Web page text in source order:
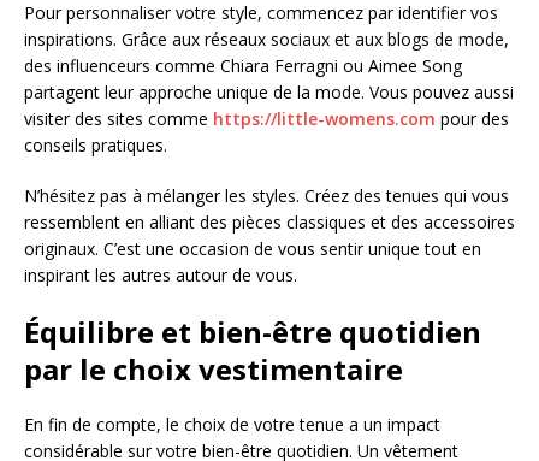
Pour personnaliser votre style, commencez par identifier vos
inspirations. Grâce aux réseaux sociaux et aux blogs de mode,
des influenceurs comme Chiara Ferragni ou Aimee Song
partagent leur approche unique de la mode. Vous pouvez aussi
visiter des sites comme https://little-womens.com pour des
conseils pratiques.
N’hésitez pas à mélanger les styles. Créez des tenues qui vous
ressemblent en alliant des pièces classiques et des accessoires
originaux. C’est une occasion de vous sentir unique tout en
inspirant les autres autour de vous.
Équilibre et bien-être quotidien
par le choix vestimentaire
En fin de compte, le choix de votre tenue a un impact
considérable sur votre bien-être quotidien. Un vêtement